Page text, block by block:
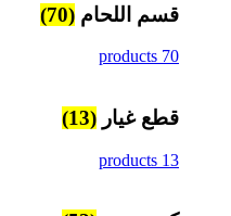
قسم اللحام (70)
70 products
قطع غيار (13)
13 products